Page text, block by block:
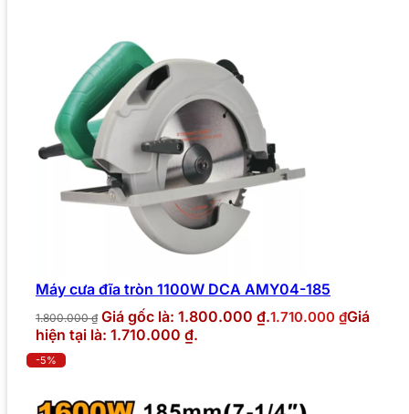
Máy cưa đĩa tròn 1100W DCA AMY04-185
1.800.000₫ Giá gốc là: 1.800.000 ₫.1.710.000 ₫Giá
hiện tại là: 1.710.000 ₫.
-5%